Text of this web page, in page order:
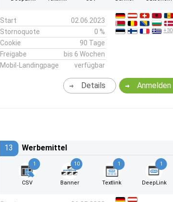
Start
02.06.2023
Stornoquote
0 %
Cookie
90 Tage
Freigabe
bis 6 Wochen
Mobil-Landingpage
verfügbar
+30
Anmelden
Details
13 Werbemittel
1
CSV
10
Banner
1
Textlink
1
DeepLink